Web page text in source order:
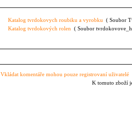
Katalog tvrdokovych roubiku a vyrobku ( Soubor
Katalog tvrdokových rolen ( Soubor
Vkládat komentáře mohou pouze registrovaní uživatelé
K tomuto zboží